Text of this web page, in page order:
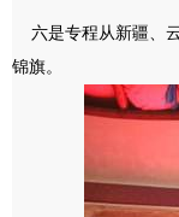
六是专程从新疆、
锦旗。